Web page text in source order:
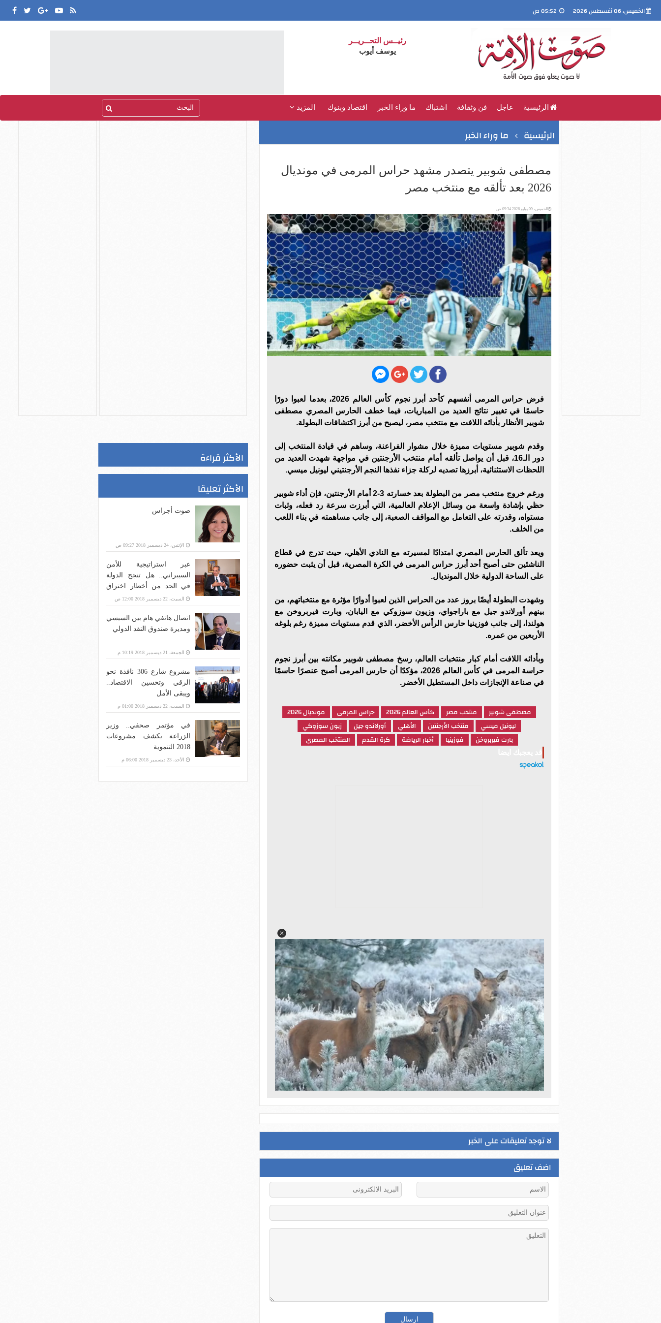
الخميس، 06 أغسطس 2026
رئيــس التحــريــر
يوسف أيوب
الرئيسية عاجل فن وثقافة اشتباك ما وراء الخبر اقتصاد وبنوك المزيد
الرئيسية ما وراء الخبر
مصطفى شوبير يتصدر مشهد حراس المرمى في مونديال
2026 بعد تألقه مع منتخب مصر
الخميس، 09 يوليو 2026 09:34 ص
فرض حراس المرمى أنفسهم كأحد أبرز نجوم كأس العالم 2026، بعدما لعبوا دورًا
حاسمًا في تغيير نتائج العديد من المباريات، فيما خطف الحارس المصري مصطفى
شوبير الأنظار بأدائه اللافت مع منتخب مصر، ليصبح من أبرز اكتشافات البطولة.
وقدم شوبير مستويات مميزة خلال مشوار الفراعنة، وساهم في قيادة المنتخب إلى
دور الـ16، قبل أن يواصل تألقه أمام منتخب الأرجنتين في مواجهة شهدت العديد من
اللحظات الاستثنائية، أبرزها تصديه لركلة جزاء نفذها النجم الأرجنتيني ليونيل ميسي.
ورغم خروج منتخب مصر من البطولة بعد خسارته 3-2 أمام الأرجنتين، فإن أداء شوبير
حظي بإشادة واسعة من وسائل الإعلام العالمية، التي أبرزت سرعة رد فعله، وثبات
مستواه، وقدرته على التعامل مع المواقف الصعبة، إلى جانب مساهمته في بناء اللعب
من الخلف.
ويعد تألق الحارس المصري امتدادًا لمسيرته مع النادي الأهلي، حيث تدرج في قطاع
الناشئين حتى أصبح أحد أبرز حراس المرمى في الكرة المصرية، قبل أن يثبت حضوره
على الساحة الدولية خلال المونديال.
وشهدت البطولة أيضًا بروز عدد من الحراس الذين لعبوا أدوارًا مؤثرة مع منتخباتهم، من
بينهم أورلاندو جيل مع باراجواي، وزيون سوزوكي مع اليابان، وبارت فيربروخن مع
هولندا، إلى جانب فوزينيا حارس الرأس الأخضر، الذي قدم مستويات مميزة رغم بلوغه
الأربعين من عمره.
وبأدائه اللافت أمام كبار منتخبات العالم، رسخ مصطفى شوبير مكانته بين أبرز نجوم
حراسة المرمى في كأس العالم 2026، مؤكدًا أن حارس المرمى أصبح عنصرًا حاسمًا
في صناعة الإنجازات داخل المستطيل الأخضر.
مصطفى شوبير منتخب مصر كأس العالم 2026 حراس المرمى
مونديال 2026
ليونيل ميسي
منتخب الأرجنتين الأهلي أورلاندو جيل
زيون سوزوكي
بارت فيربروخن
فوزينيا أخبار الرياضة كرة القدم المنتخب المصري
لا توجد تعليقات على الخبر
اضف تعليق
الأكثر قراءة
الأكثر تعليقا
صوت أجراس
الإثنين، 24 ديسمبر 2018 09:27 ص
عبر استراتيجية للأمن
السيبراني.. هل تنجح الدولة
في الحد من أخطار اختراق
بنية الاتصالات؟
السبت، 22 ديسمبر 2018 12:00 ص
اتصال هاتفي هام بين السيسي
ومديرة صندوق النقد الدولي
الجمعة، 21 ديسمبر 2018 10:19 م
مشروع شارع 306 نافذة نحو
الرقي وتحسين الاقتصاد..
ويبقى الأمل
السبت، 22 ديسمبر 2018 01:00 م
في مؤتمر صحفي.. وزير
الزراعة يكشف مشروعات
2018 التنموية
الأحد، 23 ديسمبر 2018 06:00 م